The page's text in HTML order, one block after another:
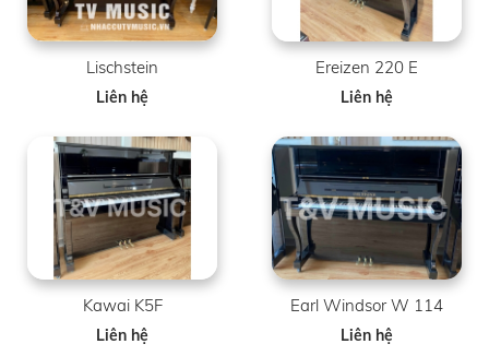
Lischstein
Liên hệ
Ereizen 220 E
Liên hệ
Kawai K5F
Liên hệ
Earl Windsor W 114
Liên hệ